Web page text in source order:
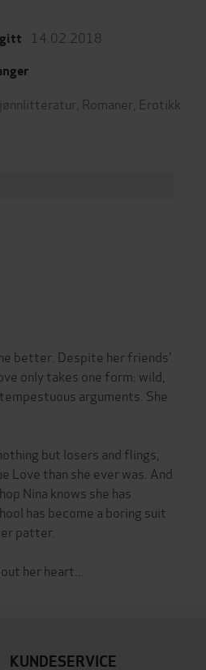
14.02.2018
Romaner Erotikk
better. Despite her friends'
only takes one form: wild,
arguments. She
but losers and flings,
Love than she ever was. And
Nina knows she has
has become a boring suit
patter.
KUNDESERVICE